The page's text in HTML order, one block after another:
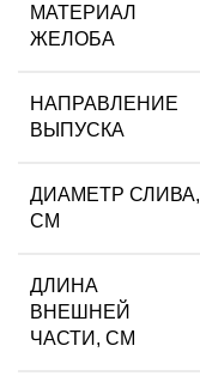
МАТЕРИАЛ
ЖЕЛОБА
НАПРАВЛЕНИЕ
ВЫПУСКА
ДИАМЕТР СЛИВА,
СМ
ДЛИНА
ВНЕШНЕЙ
ЧАСТИ, СМ